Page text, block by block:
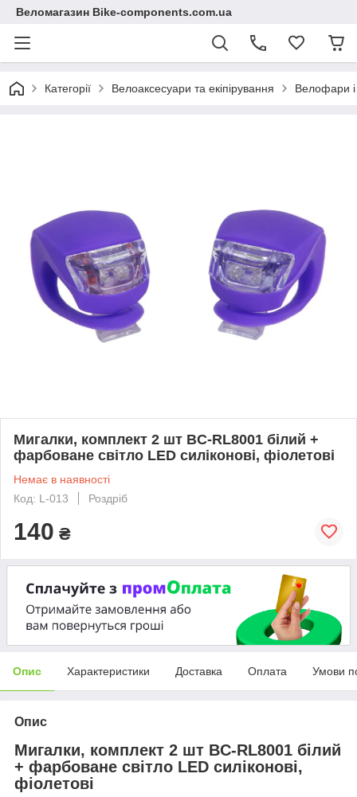
Веломагазин Bike-components.com.ua
Категорії Велоаксесуари та екіпірування Велофари
Мигалки, комплект 2 шт BC-RL8001 білий +
фарбоване світло LED силіконові, фіолетові
Немає в наявності
Код: L-013
Роздріб
140 ₴
Опис Характеристики Доставка Оплата Умови
Опис
Мигалки, комплект 2 шт BC-RL8001 білий
+ фарбоване світло LED силіконові,
фіолетові